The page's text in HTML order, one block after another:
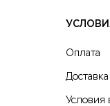
Оплата
Доставка
Условия